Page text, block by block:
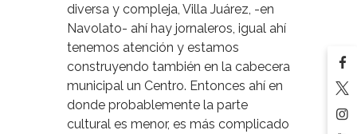
diversa y compleja, Villa Juárez, -en
Navolato- ahí hay jornaleros, igual ahí
tenemos atención y estamos
construyendo también en la cabecera
municipal un Centro. Entonces ahí en
donde probablemente la parte
cultural es menor, es más complicado